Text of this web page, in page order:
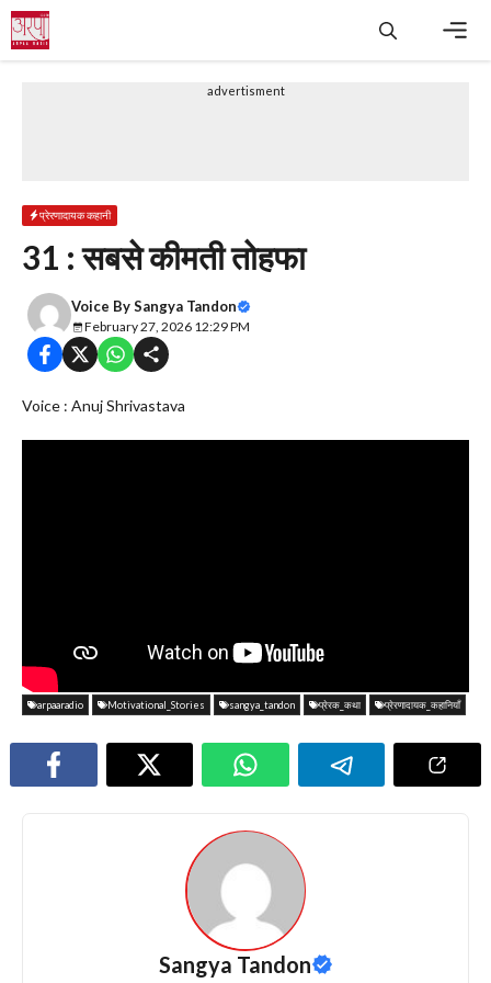
Skip
to
content
advertisment
प्रेरणादायक कहानी
31 : सबसे कीमती तोहफा
Voice BySangya Tandon
February 27, 2026 12:29 PM
Voice : Anuj Shrivastava
arpaaradio Motivational_Stories sangya_tandon प्रेरक_कथा प्रेरणादायक_कहानियाँ
Sangya Tandon